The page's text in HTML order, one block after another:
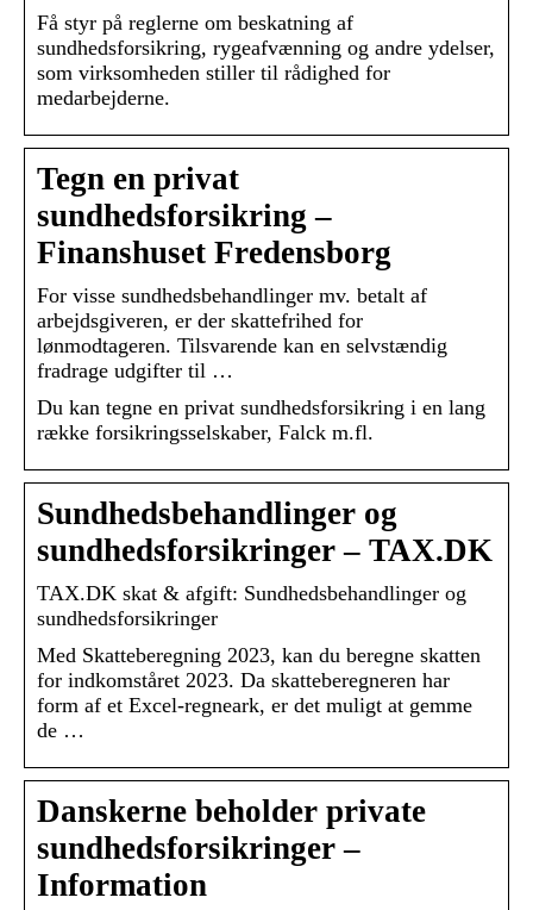
Få styr på reglerne om beskatning af
sundhedsforsikring, rygeafvænning og andre ydelser,
som virksomheden stiller til rådighed for
medarbejderne.
Tegn en privat
sundhedsforsikring –
Finanshuset Fredensborg
For visse sundhedsbehandlinger mv. betalt af
arbejdsgiveren, er der skattefrihed for
lønmodtageren. Tilsvarende kan en selvstændig
fradrage udgifter til …
Du kan tegne en privat sundhedsforsikring i en lang
række forsikringsselskaber, Falck m.fl.
Sundhedsbehandlinger og
sundhedsforsikringer – TAX.DK
TAX.DK skat & afgift: Sundhedsbehandlinger og
sundhedsforsikringer
Med Skatteberegning 2023, kan du beregne skatten
for indkomståret 2023. Da skatteberegneren har
form af et Excel-regneark, er det muligt at gemme
de …
Danskerne beholder private
sundhedsforsikringer –
Information